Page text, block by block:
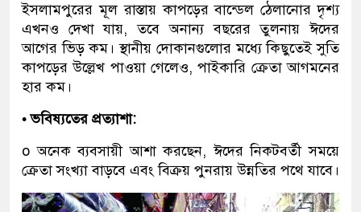
ইসলামপুরের মূল রাস্তায় কাপড়ের বান্ডেল ঠেলানোর দৃশ্য
এখনও দেখা যায়, তবে অনান্য বছরের তুলনায় ঈদের
আগের ভিড় কম। স্থানীয় দোকানগুলোর মধ্যে কিছুতেই সুতি
কাপড়ের উল্লেখ পাওয়া গেলেও, পাইকারি ক্রেতা আগমনের
হার কম।
• ভবিষ্যতের প্রত্যাশা:
o অনেক ব্যবসায়ী আশা করছেন, ঈদের নিকটবর্তী সময়ে
ক্রেতা সংখ্যা বাড়বে এবং বিক্রয় পুনরায় উন্নতির পথে যাবে।